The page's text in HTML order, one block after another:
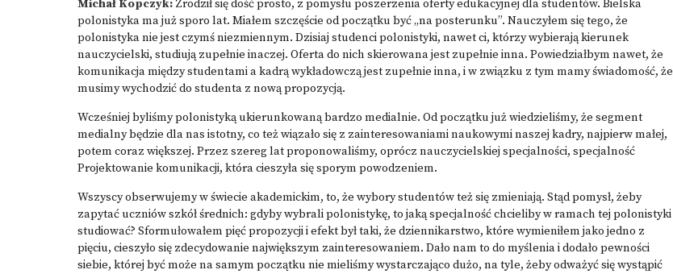
Michał Kopczyk: Zrodził się dość prosto, z pomysłu poszerzenia oferty edukacyjnej dla studentów. Bielska
polonistyka ma już sporo lat. Miałem szczęście od początku być „na posterunku”. Nauczyłem się tego, że
polonistyka nie jest czymś niezmiennym. Dzisiaj studenci polonistyki, nawet ci, którzy wybierają kierunek
nauczycielski, studiują zupełnie inaczej. Oferta do nich skierowana jest zupełnie inna. Powiedziałbym nawet, że
komunikacja między studentami a kadrą wykładowczą jest zupełnie inna, i w związku z tym mamy świadomość, że
musimy wychodzić do studenta z nową propozycją.
Wcześniej byliśmy polonistyką ukierunkowaną bardzo medialnie. Od początku już wiedzieliśmy, że segment
medialny będzie dla nas istotny, co też wiązało się z zainteresowaniami naukowymi naszej kadry, najpierw małej,
potem coraz większej. Przez szereg lat proponowaliśmy, oprócz nauczycielskiej specjalności, specjalność
Projektowanie komunikacji, która cieszyła się sporym powodzeniem.
Wszyscy obserwujemy w świecie akademickim, to, że wybory studentów też się zmieniają. Stąd pomysł, żeby
zapytać uczniów szkół średnich: gdyby wybrali polonistykę, to jaką specjalność chcieliby w ramach tej polonistyki
studiować? Sformułowałem pięć propozycji i efekt był taki, że dziennikarstwo, które wymieniłem jako jedno z
pięciu, cieszyło się zdecydowanie największym zainteresowaniem. Dało nam to do myślenia i dodało pewności
siebie, której być może na samym początku nie mieliśmy wystarczająco dużo, na tyle, żeby odważyć się wystąpić